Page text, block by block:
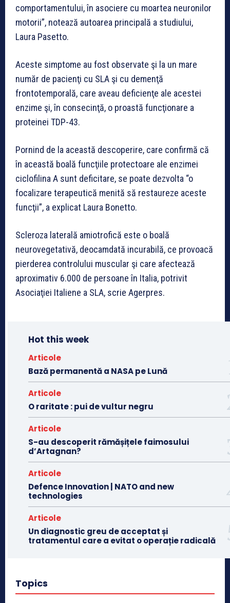
comportamentului, în asociere cu moartea neuronilor
motorii”, notează autoarea principală a studiului,
Laura Pasetto.
Aceste simptome au fost observate şi la un mare
număr de pacienţi cu SLA şi cu demenţă
frontotemporală, care aveau deficienţe ale acestei
enzime şi, în consecinţă, o proastă funcţionare a
proteinei TDP-43.
Pornind de la această descoperire, care confirmă că
în această boală funcţiile protectoare ale enzimei
ciclofilina A sunt deficitare, se poate dezvolta “o
focalizare terapeutică menită să restaureze aceste
funcţii”, a explicat Laura Bonetto.
Scleroza laterală amiotrofică este o boală
neurovegetativă, deocamdată incurabilă, ce provoacă
pierderea controlului muscular şi care afectează
aproximativ 6.000 de persoane în Italia, potrivit
Asociaţiei Italiene a SLA, scrie Agerpres.
Hot this week
Articole
Bază permanentă a NASA pe Lună
Articole
O raritate : pui de vultur negru
Articole
S-au descoperit rămășițele faimosului
d’Artagnan?
Articole
Defence Innovation | NATO and new
technologies
Articole
Un diagnostic greu de acceptat și
tratamentul care a evitat o operație radicală
Topics